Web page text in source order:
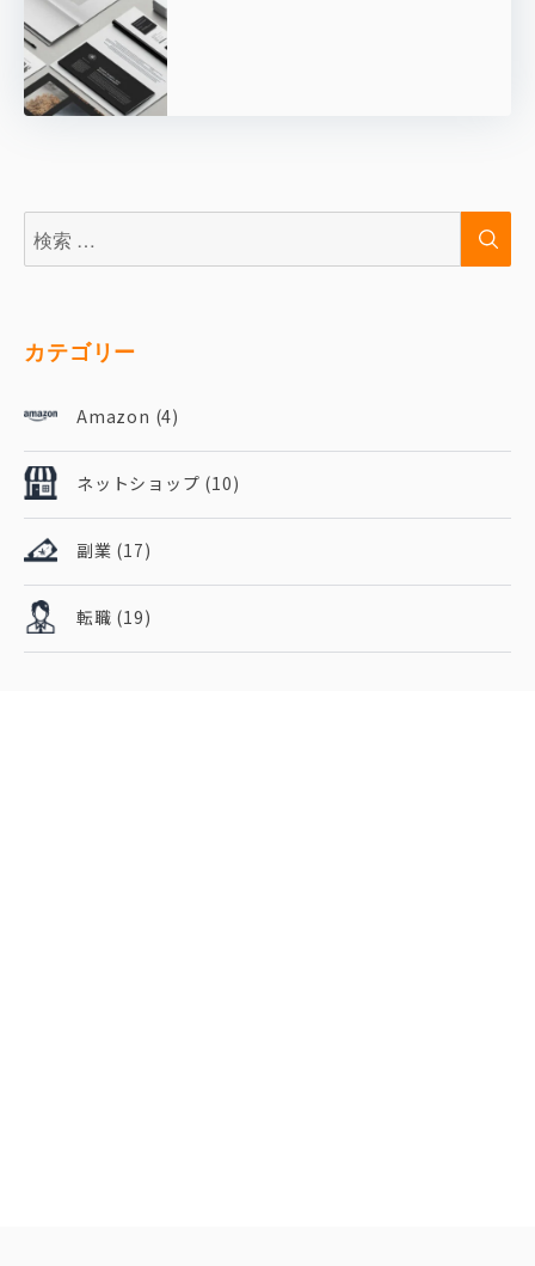
検
索:
検
カテゴリー
Amazon (4)
ネットショップ (10)
副業 (17)
転職 (19)